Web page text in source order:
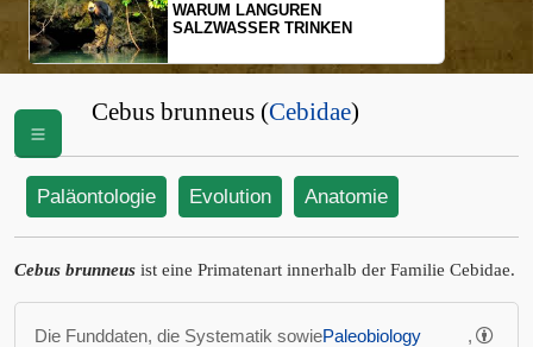
WARUM LANGUREN
SALZWASSER TRINKEN
Cebus brunneus (Cebidae)
Paläontologie Evolution Anatomie
Cebus brunneus ist eine Primatenart innerhalb der Familie Cebidae.
Die Funddaten, die Systematik sowiePaleobiology
,